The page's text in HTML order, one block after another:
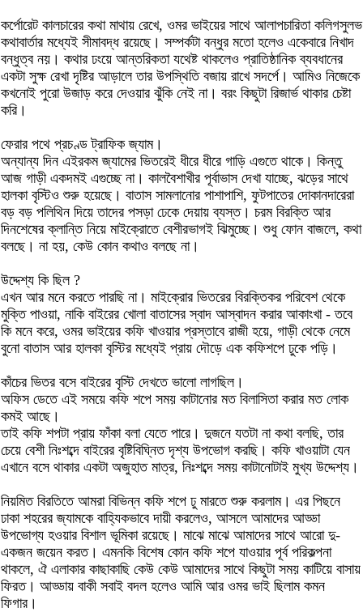
কর্পোরেট কালচারের কথা মাথায় রেখে, ওমর ভাইয়ের সাথে আলাপচারিতা কলিগসুলভ
কথাবার্তার মধ্যেই সীমাবদ্ধ রয়েছে। সম্পর্কটা বন্ধুর মতো হলেও একেবারে নিখাদ
বন্ধুত্ব নয়। কথার ঢংয়ে আন্তরিকতা যথেষ্ট থাকলেও প্রাতিষ্ঠানিক ব্যবধানের
একটা সুক্ষ রেখা দৃষ্টির আড়ালে তার উপস্থিতি বজায় রাখে সদর্পে। আমিও নিজেকে
কখনোই পুরো উজাড় করে দেওয়ার ঝুঁকি নেই না। বরং কিছুটা রিজার্ভ থাকার চেষ্টা
করি।
ফেরার পথে প্রচণ্ড ট্রাফিক জ্যাম।
অন্যান্য দিন এইরকম জ্যামের ভিতরেই ধীরে ধীরে গাড়ি এগুতে থাকে। কিন্তু
আজ গাড়ী একদমই এগুচ্ছে না। কালবৈশাখীর পূর্বাভাস দেখা যাচ্ছে, ঝড়ের সাথে
হালকা বৃস্টিও শুরু হয়েছে। বাতাস সামলানোর পাশাপাশি, ফুটপাতের দোকানদারেরা
বড় বড় পলিথিন দিয়ে তাদের পসড়া ঢেকে দেয়ায় ব্যস্ত। চরম বিরক্তি আর
দিনশেষের ক্লান্তি নিয়ে মাইক্রোতে বেশীরভাগই ঝিমুচ্ছে। শুধু ফোন বাজলে, কথা
বলছে। না হয়, কেউ কোন কথাও বলছে না।
উদ্দেশ্য কি ছিল ?
এখন আর মনে করতে পারছি না। মাইক্রোর ভিতরের বিরক্তিকর পরিবেশ থেকে
মুক্তি পাওয়া, নাকি বাইরের খোলা বাতাসের স্বাদ আস্বাদন করার আকাংখা - তবে
কি মনে করে, ওমর ভাইয়ের কফি খাওয়ার প্রস্তাবে রাজী হয়ে, গাড়ী থেকে নেমে
বুনো বাতাস আর হালকা বৃস্টির মধ্যেই প্রায় দৌড়ে এক কফিশপে ঢুকে পড়ি।
কাঁচের ভিতর বসে বাইরের বৃস্টি দেখতে ভালো লাগছিল।
অফিস ডেতে এই সময়ে কফি শপে সময় কাটানোর মত বিলাসিতা করার মত লোক
কমই আছে।
তাই কফি শপটা প্রায় ফাঁকা বলা যেতে পারে। দুজনে যতটা না কথা বলছি, তার
চেয়ে বেশী নিঃশব্দে বাইরের বৃষ্টিবিঘ্নিত দৃশ্য উপভোগ করছি। কফি খাওয়াটা যেন
এখানে বসে থাকার একটা অজুহাত মাত্র, নিঃশব্দে সময় কাটানোটাই মুখ্য উদ্দেশ্য।
নিয়মিত বিরতিতে আমরা বিভিন্ন কফি শপে ঢু মারতে শুরু করলাম। এর পিছনে
ঢাকা শহরের জ্যামকে বাহ্যিকভাবে দায়ী করলেও, আসলে আমাদের আড্ডা
উপভোগ্য হওয়ার বিশাল ভূমিকা রয়েছে। মাঝে মাঝে আমাদের সাথে আরো দু-
একজন জয়েন করত। এমনকি বিশেষ কোন কফি শপে যাওয়ার পূর্ব পরিকল্পনা
থাকলে, ঐ এলাকার কাছাকাছি কেউ কেউ আমাদের সাথে কিছুটা সময় কাটিয়ে বাসায়
ফিরত। আড্ডায় বাকী সবাই বদল হলেও আমি আর ওমর ভাই ছিলাম কমন
ফিগার।